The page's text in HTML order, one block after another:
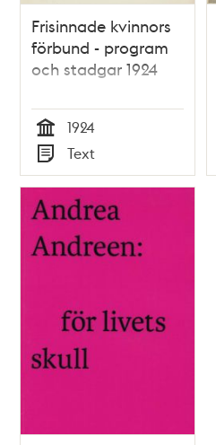
Frisinnade kvinnors
förbund - program
och stadgar 1924
Tid
1924
Typ
Text